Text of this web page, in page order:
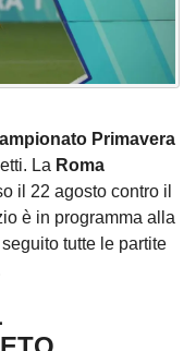
Primavera
La Roma
il 22 agosto contro il
è in programma alla
tutte le partite